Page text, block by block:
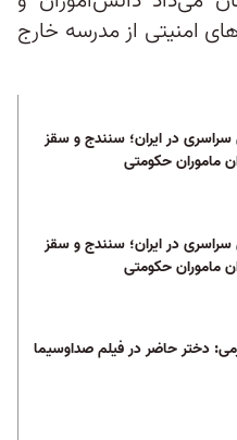
امنیتی از مدرسه خارج
در ایران؛ سنندج و سقز
ماموران حکومتی
در ایران؛ سنندج و سقز
ماموران حکومتی
دختر حاضر در فیلم صداوسیما